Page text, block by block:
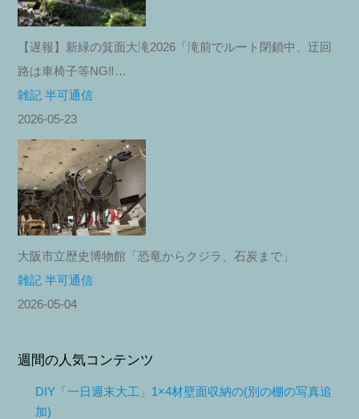
【遅報】新緑の箕面大滝2026「滝前でルート閉鎖中、迂回
路は車椅子等NG‼︎…
雑記 半可通信
2026-05-23
大阪市立歴史博物館「恐竜からクジラ、石炭まで」
雑記 半可通信
2026-05-04
週間の人気コンテンツ
DIY「一日週末大工」1×4材壁面収納の(別の棚の写真追
加)